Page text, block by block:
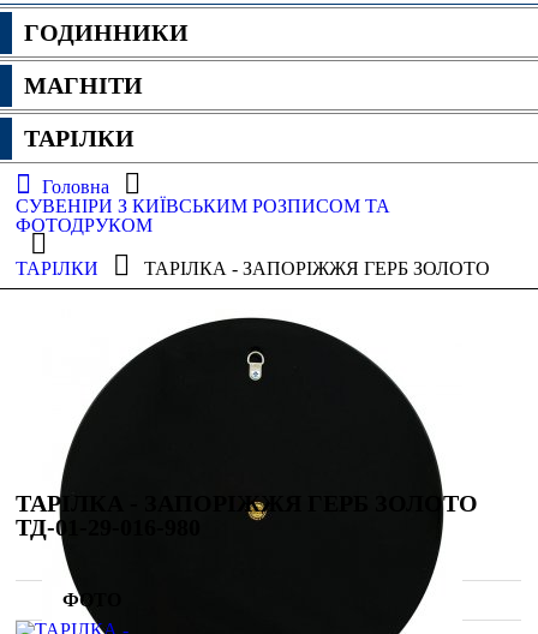
ГОДИННИКИ
МАГНІТИ
ТАРІЛКИ
Головна
СУВЕНІРИ З КИЇВСЬКИМ РОЗПИСОМ ТА
ФОТОДРУКОМ
ТАРІЛКИ ТАРІЛКА - ЗАПОРІЖЖЯ ГЕРБ ЗОЛОТО
ТАРІЛКА - ЗАПОРІЖЖЯ ГЕРБ ЗОЛОТО
ТД-01-29-016-980
ФОТО